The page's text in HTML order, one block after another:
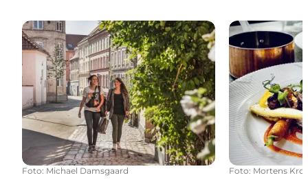
Shopping
Foto: Michael Damsgaard
Essen und
Foto: Mortens Kro